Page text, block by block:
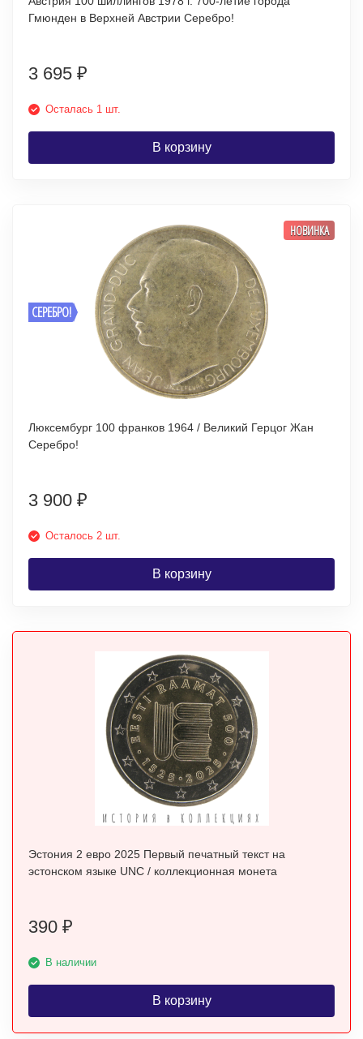
Гмюнден в Верхней Австрии Серебро!
3 695 ₽
Осталась 1 шт.
В корзину
СЕРЕБРО!
НОВИНКА
Люксембург 100 франков 1964 / Великий Герцог Жан
Серебро!
3 900 ₽
Осталось 2 шт.
В корзину
Эстония 2 евро 2025 Первый печатный текст на
эстонском языке UNC / коллекционная монета
390 ₽
В наличии
В корзину